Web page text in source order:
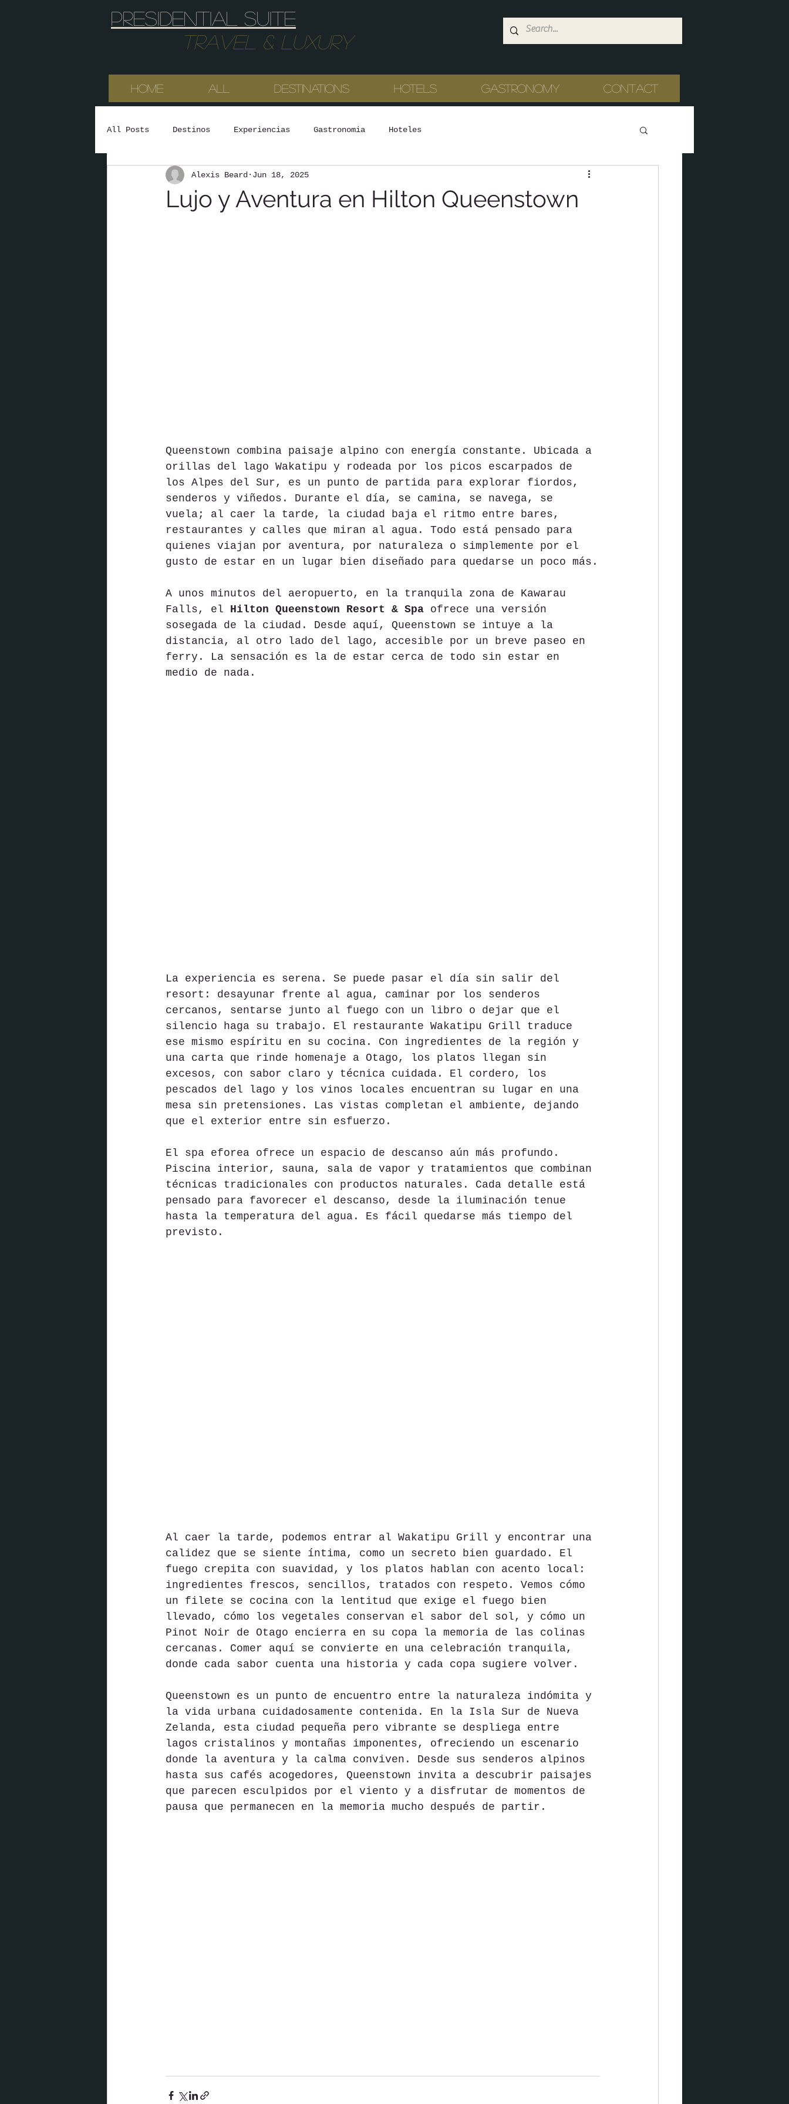
Presidential suite
Travel & Luxury
HOME All Destinations Hotels Gastronomy Contact
All Posts Destinos Experiencias Gastronomia Hoteles
Lujo y Aventura en Hilton Queenstown
Alexis Beard Jun 18, 2025
Queenstown combina paisaje alpino con energía constante. Ubicada a
orillas del lago Wakatipu y rodeada por los picos escarpados de
los Alpes del Sur, es un punto de partida para explorar fiordos,
senderos y viñedos. Durante el día, se camina, se navega, se
vuela; al caer la tarde, la ciudad baja el ritmo entre bares,
restaurantes y calles que miran al agua. Todo está pensado para
quienes viajan por aventura, por naturaleza o simplemente por el
gusto de estar en un lugar bien diseñado para quedarse un poco más.
A unos minutos del aeropuerto, en la tranquila zona de Kawarau
Falls, el Hilton Queenstown Resort & Spa ofrece una versión
sosegada de la ciudad. Desde aquí, Queenstown se intuye a la
distancia, al otro lado del lago, accesible por un breve paseo en
ferry. La sensación es la de estar cerca de todo sin estar en
medio de nada.
La experiencia es serena. Se puede pasar el día sin salir del
resort: desayunar frente al agua, caminar por los senderos
cercanos, sentarse junto al fuego con un libro o dejar que el
silencio haga su trabajo. El restaurante Wakatipu Grill traduce
ese mismo espíritu en su cocina. Con ingredientes de la región y
una carta que rinde homenaje a Otago, los platos llegan sin
excesos, con sabor claro y técnica cuidada. El cordero, los
pescados del lago y los vinos locales encuentran su lugar en una
mesa sin pretensiones. Las vistas completan el ambiente, dejando
que el exterior entre sin esfuerzo.
El spa eforea ofrece un espacio de descanso aún más profundo.
Piscina interior, sauna, sala de vapor y tratamientos que combinan
técnicas tradicionales con productos naturales. Cada detalle está
pensado para favorecer el descanso, desde la iluminación tenue
hasta la temperatura del agua. Es fácil quedarse más tiempo del
previsto.
Al caer la tarde, podemos entrar al Wakatipu Grill y encontrar una
calidez que se siente íntima, como un secreto bien guardado. El
fuego crepita con suavidad, y los platos hablan con acento local:
ingredientes frescos, sencillos, tratados con respeto. Vemos cómo
un filete se cocina con la lentitud que exige el fuego bien
llevado, cómo los vegetales conservan el sabor del sol, y cómo un
Pinot Noir de Otago encierra en su copa la memoria de las colinas
cercanas. Comer aquí se convierte en una celebración tranquila,
donde cada sabor cuenta una historia y cada copa sugiere volver.
Queenstown es un punto de encuentro entre la naturaleza indómita y
la vida urbana cuidadosamente contenida. En la Isla Sur de Nueva
Zelanda, esta ciudad pequeña pero vibrante se despliega entre
lagos cristalinos y montañas imponentes, ofreciendo un escenario
donde la aventura y la calma conviven. Desde sus senderos alpinos
hasta sus cafés acogedores, Queenstown invita a descubrir paisajes
que parecen esculpidos por el viento y a disfrutar de momentos de
pausa que permanecen en la memoria mucho después de partir.